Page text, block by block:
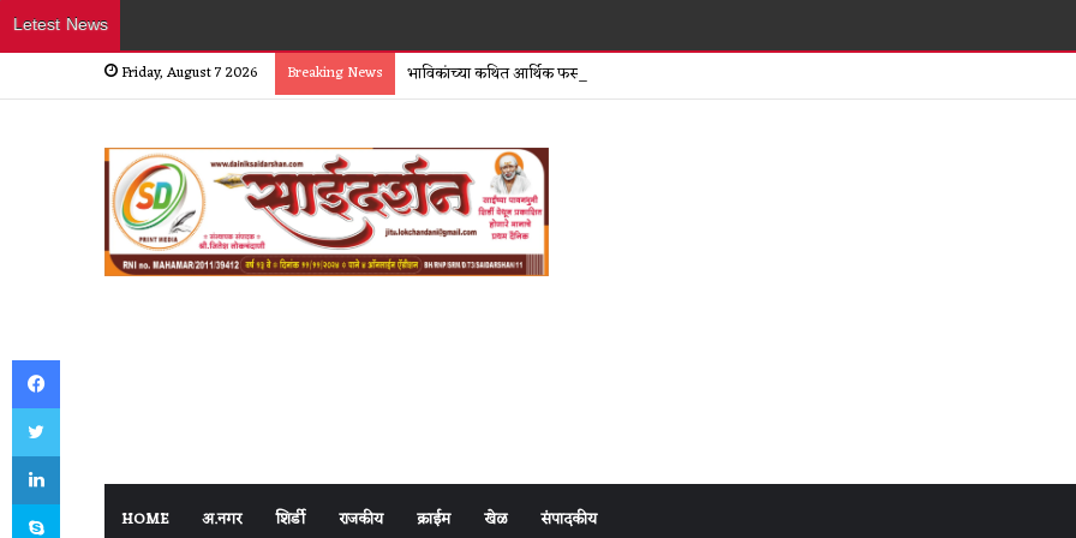
Letest News समता
Friday, August 7 2026 Breaking News भाविकांच्या कथित आर्थिक फसवणुकीच्या तक्रारीनंतर दुकान सील मात्र गुन्हा दाखल न झाल्याने संताप
HOME अ.नगर शिर्डी राजकीय क्राईम खेळ संपादकीय
Facebook
Twitter
LinkedIn
Skype